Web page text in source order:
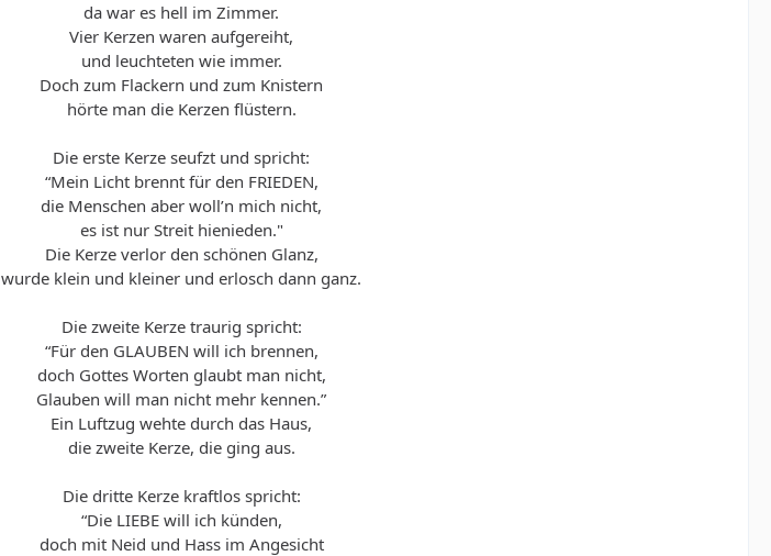
da war es hell im Zimmer.
Vier Kerzen waren aufgereiht,
und leuchteten wie immer.
Doch zum Flackern und zum Knistern
hörte man die Kerzen flüstern.
Die erste Kerze seufzt und spricht:
“Mein Licht brennt für den FRIEDEN,
die Menschen aber woll’n mich nicht,
es ist nur Streit hienieden."
Die Kerze verlor den schönen Glanz,
wurde klein und kleiner und erlosch dann ganz.
Die zweite Kerze traurig spricht:
“Für den GLAUBEN will ich brennen,
doch Gottes Worten glaubt man nicht,
Glauben will man nicht mehr kennen.”
Ein Luftzug wehte durch das Haus,
die zweite Kerze, die ging aus.
Die dritte Kerze kraftlos spricht:
“Die LIEBE will ich künden,
doch mit Neid und Hass im Angesicht